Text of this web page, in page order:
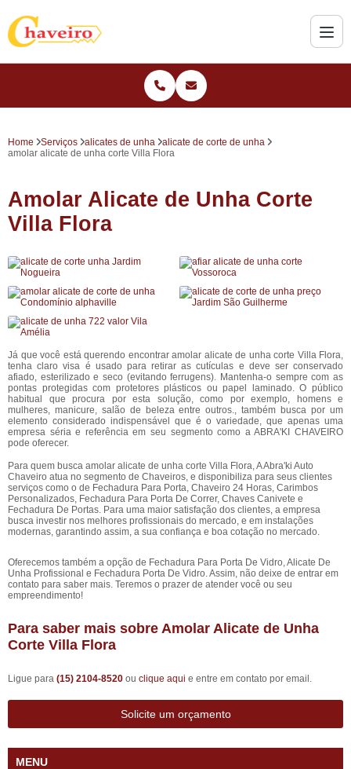
Home Serviços alicates de unha
alicate de corte de unha
amolar alicate de unha corte Villa Flora
Amolar Alicate de Unha Corte
Villa Flora
Já que você está querendo encontrar amolar alicate de unha corte Villa Flora,
tenha claro visa é usado para retirar as cutículas e deve ser conservado
afiado, esterilizado e seco (evitando ferrugens). Mantenha-o sempre com as
pontas protegidas com protetores plásticos ou papel laminado. O público
habitual que procura por esta solução, como por exemplo, homens e
mulheres, manicure, salão de beleza entre outros., também busca por um
elemento considerado indispensável que é o variedade, que apenas uma
empresa séria e referência em seu segmento como a ABRA'KI CHAVEIRO
pode oferecer.
Para quem busca amolar alicate de unha corte Villa Flora, A Abra'ki Auto
Chaveiro atua no segmento de Chaveiros, e disponibiliza para seus clientes
serviços como o de Fechadura Para Porta, Chaveiro 24 Horas, Carimbos
Personalizados, Fechadura Para Porta De Correr, Chaves Canivete e
Fechadura De Portas. Para uma maior satisfação dos clientes, a empresa
busca investir nos melhores profissionais do mercado, e em instalações
modernas, garantindo assim, a sua confiança e boa cotação no mercado.
Oferecemos também a opção de Fechadura Para Porta De Vidro, Alicate De
Unha Profissional e Fechadura Porta De Vidro. Assim, não deixe de entrar em
contato para saber mais. Teremos o prazer de atender você ou seu
empreendimento!
Para saber mais sobre Amolar Alicate de Unha
Corte Villa Flora
Ligue para (15) 2104-8520 ou clique aqui e entre em contato por email.
Solicite um orçamento
MENU